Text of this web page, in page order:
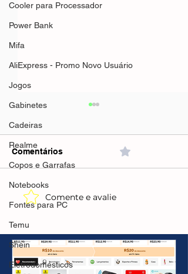
Cooler para Processador
Power Bank
Mifa
AliExpress - Promo Novo Usuário
Jogos
Gabinetes
Cadeiras
Realme
Copos e Garrafas
Notebooks
Fontes para PC
Temu
Shein
Eletrodomésticos
Mifa A90 Speaker 60w
Preto(AliExpress)Preto-
Brasil
Comentários
Comente e avalie